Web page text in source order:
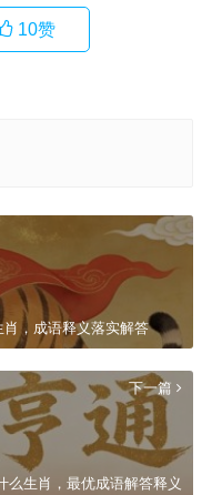
10赞
，成语释义落实解答
下一篇
么生肖，最优成语解答释义